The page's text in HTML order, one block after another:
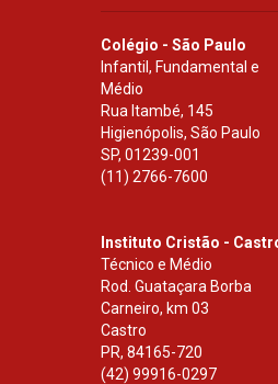
Colégio - São Paulo
Infantil, Fundamental e
Médio
Rua Itambé, 145
Higienópolis, São Paulo
SP, 01239-001
(11) 2766-7600
Instituto Cristão -
Técnico e Médio
Rod. Guataçara Borba
Carneiro, km 03
Castro
PR, 84165-720
(42) 99916-0297